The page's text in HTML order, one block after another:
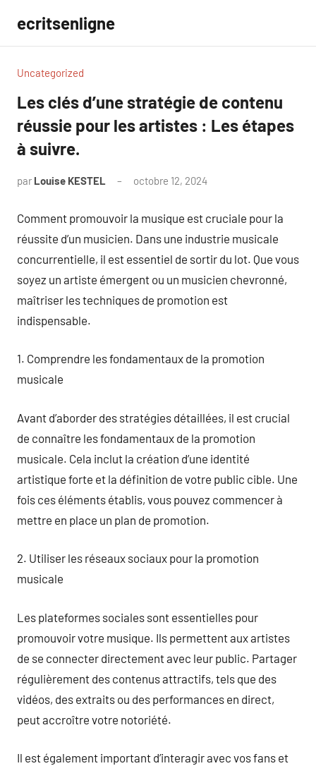
contenu
ecritsenligne
Uncategorized
Les clés d’une stratégie de contenu
réussie pour les artistes : Les étapes
à suivre.
par Louise KESTEL octobre 12, 2024
Comment promouvoir la musique est cruciale pour la
réussite d’un musicien. Dans une industrie musicale
concurrentielle, il est essentiel de sortir du lot. Que vous
soyez un artiste émergent ou un musicien chevronné,
maîtriser les techniques de promotion est
indispensable.
1. Comprendre les fondamentaux de la promotion
musicale
Avant d’aborder des stratégies détaillées, il est crucial
de connaître les fondamentaux de la promotion
musicale. Cela inclut la création d’une identité
artistique forte et la définition de votre public cible. Une
fois ces éléments établis, vous pouvez commencer à
mettre en place un plan de promotion.
2. Utiliser les réseaux sociaux pour la promotion
musicale
Les plateformes sociales sont essentielles pour
promouvoir votre musique. Ils permettent aux artistes
de se connecter directement avec leur public. Partager
régulièrement des contenus attractifs, tels que des
vidéos, des extraits ou des performances en direct,
peut accroître votre notoriété.
Il est également important d’interagir avec vos fans et